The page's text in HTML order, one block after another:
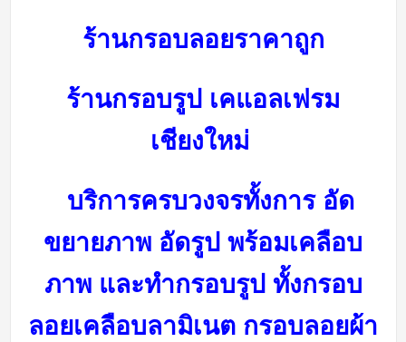
ร้านกรอบลอยราคาถูก
ร้านกรอบรูป เคแอลเฟรม
เชียงใหม่
บริการครบวงจรทั้งการ อัด
ขยายภาพ อัดรูป พร้อมเคลือบ
ภาพ และทำกรอบรูป ทั้งกรอบ
ลอยเคลือบลามิเนต กรอบลอยผ้า